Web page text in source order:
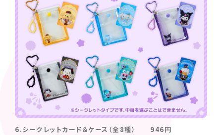
6.シークレットカード＆ケース（全8種） 946円